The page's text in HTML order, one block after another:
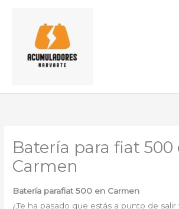
contenido
Batería para fiat 500
Carmen
Batería parafiat 500 en Carmen
¿Te ha pasado que estás a punto de salir